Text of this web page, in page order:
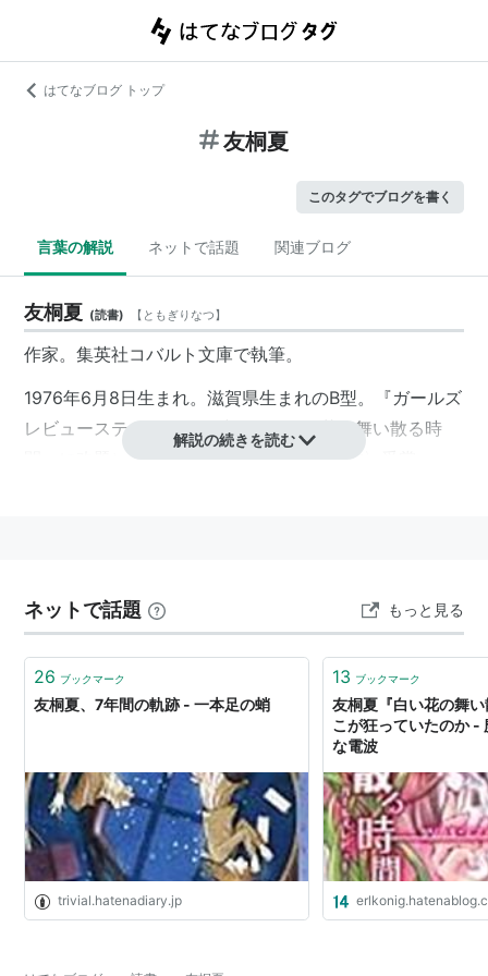
はてなブログ トップ
友桐夏
このタグでブログを書く
言葉の解説 ネットで話題 関連ブログ
友桐夏 (読書) 【 ともぎりなつ】
作家。集英社コバルト文庫で執筆。
1976年6月8日生まれ。滋賀県生まれのB型。『ガールズ
レビューステイ』（刊行時には『白い花の舞い散る時
間』に改題）で2005年度ロマン大賞〈佳作〉受賞。
ISBN:408600738X
ISBN:4086010208『楽園ヴァイオリン』
（2007年5月現在）
解説の続きを読む
ネットで話題 もっと見る
26 ブックマーク
友桐夏、7年間の軌跡 - 一本足の蛸
trivial.hatenadiary.jp
13 ブックマーク
友桐夏『白い花の舞
こが狂っていたのか -
な電波